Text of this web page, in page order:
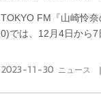
TOKYO FM『山崎怜
0)では、12月4日から7
2023-11-30 ニュース